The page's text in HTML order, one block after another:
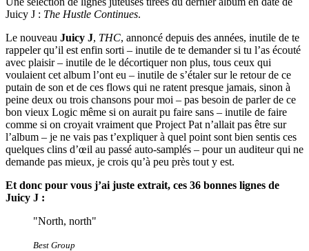
Juicy J : The Hustle Continues.
Le nouveau Juicy J, THC, annoncé depuis des années, inutile de te
rappeler qu’il est enfin sorti – inutile de te demander si tu l’as écouté
avec plaisir – inutile de le décortiquer non plus, tous ceux qui
voulaient cet album l’ont eu – inutile de s’étaler sur le retour de ce
putain de son et de ces flows qui ne ratent presque jamais, sinon à
peine deux ou trois chansons pour moi – pas besoin de parler de ce
bon vieux Logic même si on aurait pu faire sans – inutile de faire
comme si on croyait vraiment que Project Pat n’allait pas être sur
l’album – je ne vais pas t’expliquer à quel point sont bien sentis ces
quelques clins d’œil au passé auto-samplés – pour un auditeur qui ne
demande pas mieux, je crois qu’à peu près tout y est.
Et donc pour vous j’ai juste extrait, ces 36 bonnes lignes de
Juicy J :
"North, north"
Best Group